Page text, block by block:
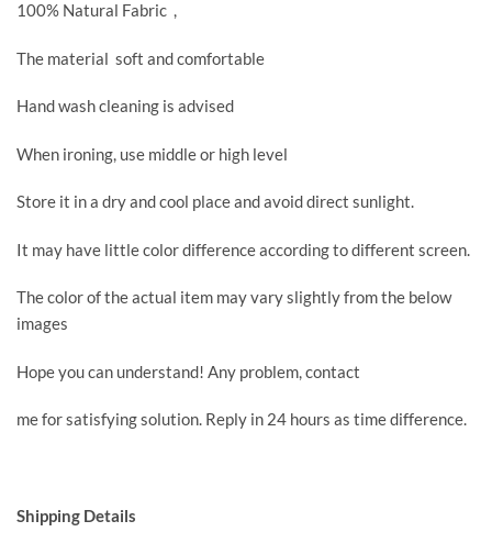
100% Natural Fabric ,
The material soft and comfortable
Hand wash cleaning is advised
When ironing, use middle or high level
Store it in a dry and cool place and avoid direct sunlight.
It may have little color difference according to different screen.
The color of the actual item may vary slightly from the below
images
Hope you can understand! Any problem, contact
me for satisfying solution. Reply in 24 hours as time difference.
Shipping Details